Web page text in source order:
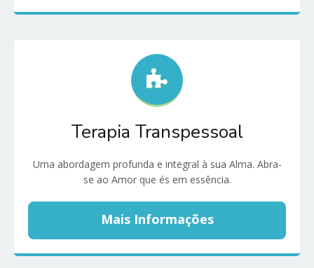
Terapia Transpessoal
Uma abordagem profunda e integral à sua Alma. Abra-
se ao Amor que és em essência.
Mais Informações